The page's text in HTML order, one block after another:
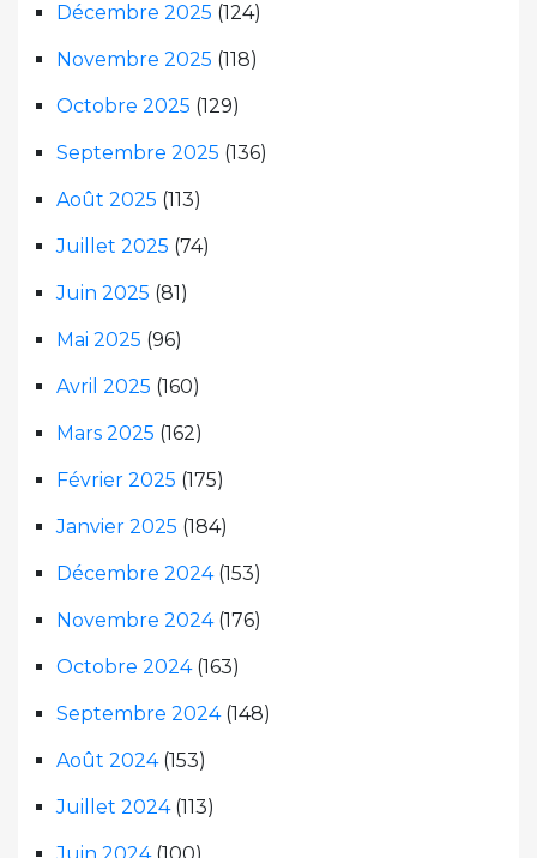
Décembre 2025 (124)
Novembre 2025 (118)
Octobre 2025 (129)
Septembre 2025 (136)
Août 2025 (113)
Juillet 2025 (74)
Juin 2025 (81)
Mai 2025 (96)
Avril 2025 (160)
Mars 2025 (162)
Février 2025 (175)
Janvier 2025 (184)
Décembre 2024(153)
Novembre 2024(176)
Octobre 2024(163)
Septembre 2024(148)
Août 2024(153)
Juillet 2024(113)